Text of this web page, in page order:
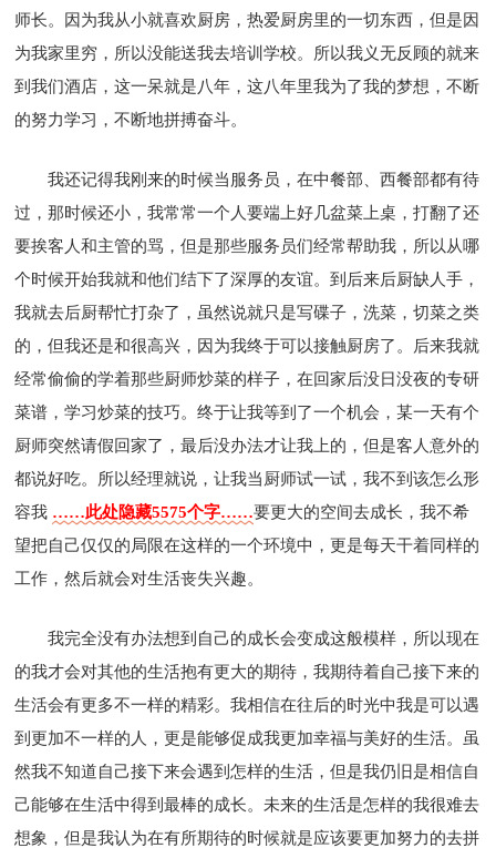
师长。因为我从小就喜欢厨房，热爱厨房里的一切东西，但是因
为我家里穷，所以没能送我去培训学校。所以我义无反顾的就来
到我们酒店，这一呆就是八年，这八年里我为了我的梦想，不断
的努力学习，不断地拼搏奋斗。
我还记得我刚来的时候当服务员，在中餐部、西餐部都有待
过，那时候还小，我常常一个人要端上好几盆菜上桌，打翻了还
要挨客人和主管的骂，但是那些服务员们经常帮助我，所以从哪
个时候开始我就和他们结下了深厚的友谊。到后来后厨缺人手，
我就去后厨帮忙打杂了，虽然说就只是写碟子，洗菜，切菜之类
的，但我还是和很高兴，因为我终于可以接触厨房了。后来我就
经常偷偷的学着那些厨师炒菜的样子，在回家后没日没夜的专研
菜谱，学习炒菜的技巧。终于让我等到了一个机会，某一天有个
厨师突然请假回家了，最后没办法才让我上的，但是客人意外的
都说好吃。所以经理就说，让我当厨师试一试，我不到该怎么形
容我 ……此处隐藏5575个字……要更大的空间去成长，我不希
望把自己仅仅的局限在这样的一个环境中，更是每天干着同样的
工作，然后就会对生活丧失兴趣。
我完全没有办法想到自己的成长会变成这般模样，所以现在
的我才会对其他的生活抱有更大的期待，我期待着自己接下来的
生活会有更多不一样的精彩。我相信在往后的时光中我是可以遇
到更加不一样的人，更是能够促成我更加幸福与美好的生活。虽
然我不知道自己接下来会遇到怎样的生活，但是我仍旧是相信自
己能够在生活中得到最棒的成长。未来的生活是怎样的我很难去
想象，但是我认为在有所期待的时候就是应该要更加努力的去拼